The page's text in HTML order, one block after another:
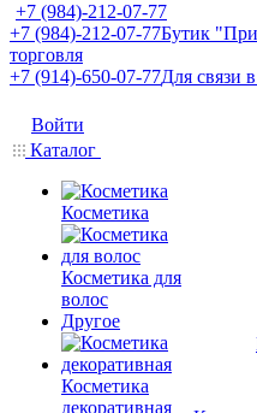
+7 (984)-212-07-77
+7 (984)-212-07-77Бутик
торговля
+7 (914)-650-07-77Для связи
Войти
Каталог
Косметика
Косметика для
волос
Другое
Косметика
декоративная